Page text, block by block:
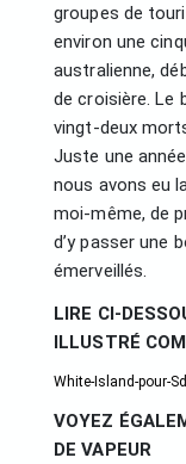
groupes de
environ une
australienne,
de croisière. Le
vingt-deux
Juste une
nous avons eu
moi-même, de
d’y passer une
émerveillés.
LIRE CI-
ILLUSTRÉ
White-Island-pour-
VOYEZ
DE VAPEUR